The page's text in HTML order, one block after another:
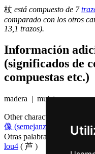
杖 está compuesto de 7
comparado con los otros
13,1 trazos).
Información
(significados de
compuestas etc.)
madera | muleta
Other characters that are
像 (semejanza)
橡 (roble),
Otras palabras que también
lou4 ( 芦 )